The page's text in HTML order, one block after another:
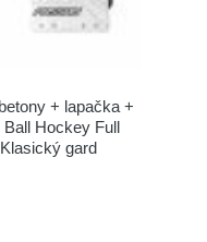
+ lapačka +
Hockey Full
gard